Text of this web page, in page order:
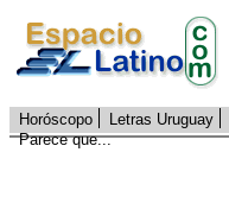
Horóscopo Letras Uruguay
Parece que...